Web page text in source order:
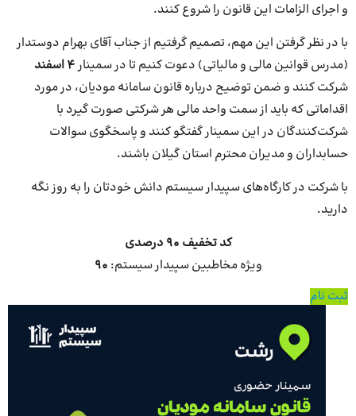
و اجرای الزامات این قانون را شروع کنند.
با در نظر گرفتن این مهم، تصمیم گرفتیم از جناب آقای بهرام دوستدار
(مدرس قوانین مالی و مالیاتی) دعوت کنیم تا در سمینار4 اسفند
شرکت کنند و ضمن توضیح درباره قانون سامانه مودیان، در مورد
اقداماتی که باید از سمت واحد مالی هر شرکتی صورت گیرد با
شرکت‌کنندگان در این سمینار گفتگو کنند و پاسخگوی سوالات
حسابداران و مدیران محترم استان گیلان باشند.
با شرکت در کارگاه‌های سپیدار سیستم دانش خودتان را به روز نگه
دارید.
کد تخفیف 90 درصدی
ویژه مخاطبین سپیدار سیستم: 90
ثبت نام